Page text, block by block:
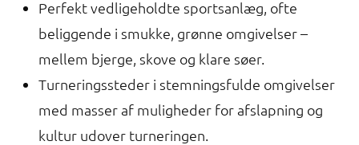
Perfekt vedligeholdte sportsanlæg, ofte
beliggende i smukke, grønne omgivelser –
mellem bjerge, skove og klare søer.
Turneringssteder i stemningsfulde omgivelser
med masser af muligheder for afslapning og
kultur udover turneringen.